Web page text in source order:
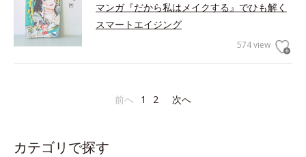
マンガ『だから私はメイクする』でひも解く
スマートエイジング
574 view
前へ 1 2 次へ
カテゴリで探す